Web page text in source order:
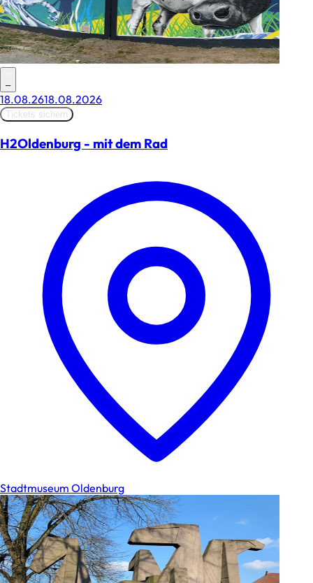
–
18.08.2618.08.2026
Tickets sichern
H2Oldenburg - mit dem Rad
Stadtmuseum Oldenburg